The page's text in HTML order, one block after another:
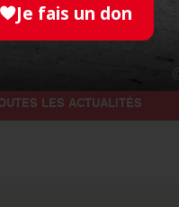
LES ACTUALITÉS
Je fais un don